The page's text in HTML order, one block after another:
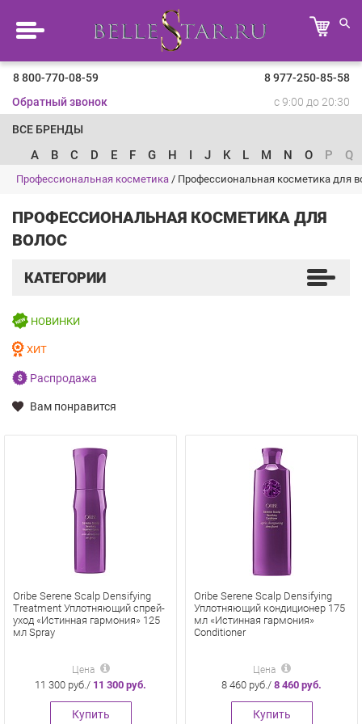
8 800-770-08-59
8 977-250-85-58
Обратный звонок
с 9:00 до 20:30
ВСЕ БРЕНДЫ
A B C D E F G H I J K L M N O P Q
Профессиональная косметика / Профессиональная косметика для
ПРОФЕССИОНАЛЬНАЯ КОСМЕТИКА ДЛЯ
ВОЛОС
КАТЕГОРИИ
НОВИНКИ
ХИТ
Распродажа
Вам понравится
Oribe Serene Scalp Densifying
Treatment Уплотняющий спрей-
уход «Истинная гармония» 125
мл Spray
Цена
11 300 руб./ 11 300 руб.
Купить
Oribe Serene Scalp Densifying
Уплотняющий кондиционер 175
мл «Истинная гармония»
Conditioner
Цена
8 460 руб./ 8 460 руб.
Купить